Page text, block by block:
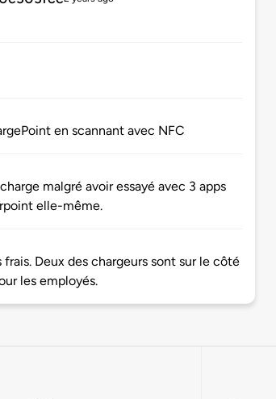
en scannant avec NFC
malgré avoir essayé avec 3 apps
elle-même.
Deux des chargeurs sont sur le côté
les employés.